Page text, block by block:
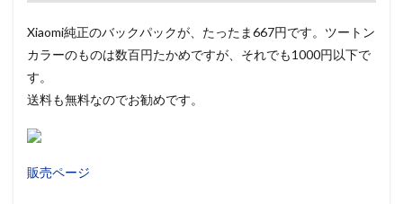
Xiaomi純正のバックパックが、たったま667円です。ツートン
カラーのものは数百円たかめですが、それでも1000円以下で
す。
送料も無料なのでお勧めです。
販売ページ